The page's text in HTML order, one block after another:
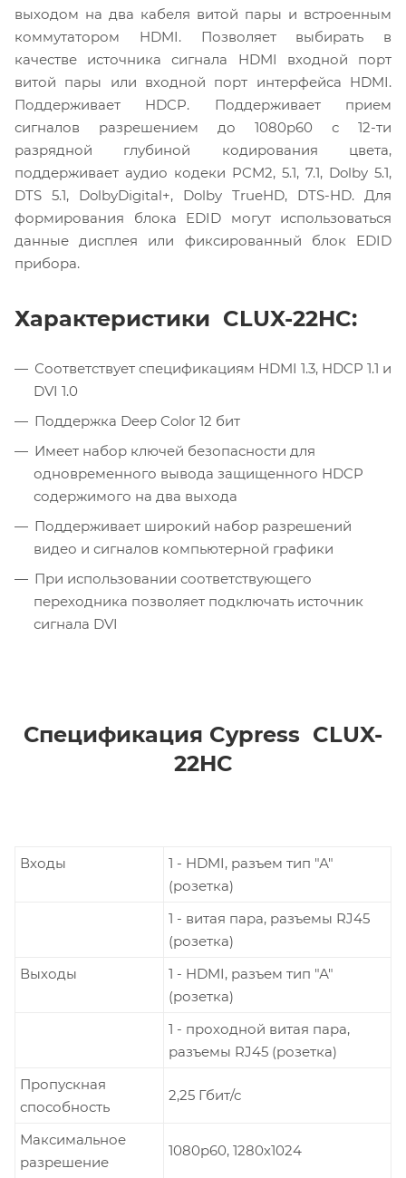
выходом на два кабеля витой пары и встроенным
коммутатором HDMI. Позволяет выбирать в
качестве источника сигнала HDMI входной порт
витой пары или входной порт интерфейса HDMI.
Поддерживает HDCP. Поддерживает прием
сигналов разрешением до 1080p60 с 12-ти
разрядной глубиной кодирования цвета,
поддерживает аудио кодеки PCM2, 5.1, 7.1, Dolby 5.1,
DTS 5.1, DolbyDigital+, Dolby TrueHD, DTS-HD. Для
формирования блока EDID могут использоваться
данные дисплея или фиксированный блок EDID
прибора.
Характеристики CLUX-22HC:
Соответствует спецификациям HDMI 1.3, HDCP 1.1 и
DVI 1.0
Поддержка Deep Color 12 бит
Имеет набор ключей безопасности для
одновременного вывода защищенного HDCP
содержимого на два выхода
Поддерживает широкий набор разрешений
видео и сигналов компьютерной графики
При использовании соответствующего
переходника позволяет подключать источник
сигнала DVI
Спецификация Cypress CLUX-
22HC
Входы
1 - HDMI, разъем тип "А"
(розетка)
1 - витая пара, разъемы RJ45
(розетка)
Выходы
1 - HDMI, разъем тип "А"
(розетка)
1 - проходной витая пара,
разъемы RJ45 (розетка)
Пропускная
способность
2,25 Гбит/с
Максимальное
разрешение
1080p60, 1280х1024